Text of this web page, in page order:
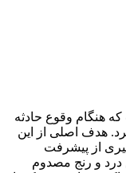
هنگام وقوع حادثه
هدف اصلی از این
از پیشرفت
و رنج مصدوم